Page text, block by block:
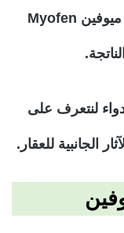
خاطئ، ويذهب للصيدلي يصف له دواء ميوفين Myofen
لنتعرف على
الجانبية للعقار.